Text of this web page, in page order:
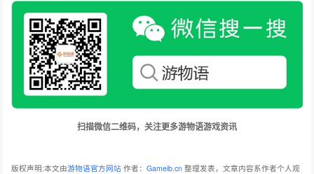
扫描微信二维码，关注更多游物语游戏资讯
版权声明:本文由游物语官方网站 作者：Gameib.cn 整理发表，文章内容系作者个人观